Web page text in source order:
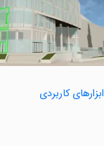
ابزارهای کاربردی